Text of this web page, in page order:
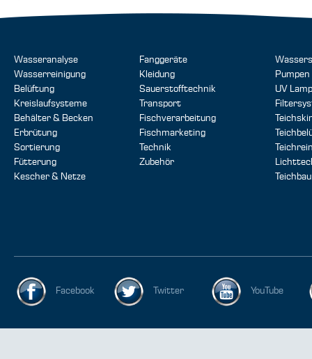
Wasseranalyse
Wasserreinigung
Belüftung
Kreislaufsysteme
Behälter & Becken
Erbrütung
Sortierung
Fütterung
Kescher & Netze
Fanggeräte
Kleidung
Sauerstofftechnik
Transport
Fischverarbeitung
Fischmarketing
Technik
Zubehör
Pumpen
UV
Teichbau
Facebook Twitter YouTube